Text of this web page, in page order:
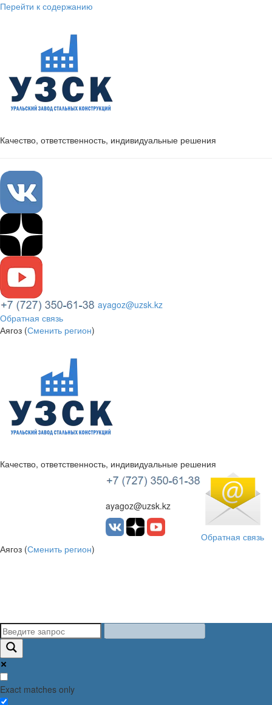
Перейти к содержанию
Качество, ответственность, индивидуальные решения
ayagoz@uzsk.kz
Обратная связь
Аягоз (Сменить регион)
УЗСК Казахстан
Качество, ответственность, индивидуальные решения
ayagoz@uzsk.kz
Обратная связь
Аягоз (Сменить регион)
Exact matches only